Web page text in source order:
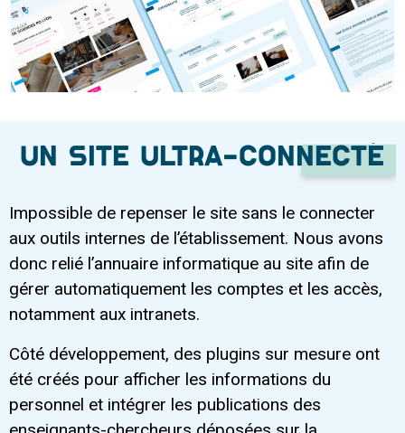
Un site ultra-connecté
Impossible de repenser le site sans le connecter
aux outils internes de l’établissement. Nous avons
donc relié l’annuaire informatique au site afin de
gérer automatiquement les comptes et les accès,
notamment aux intranets.
Côté développement, des plugins sur mesure ont
été créés pour afficher les informations du
personnel et intégrer les publications des